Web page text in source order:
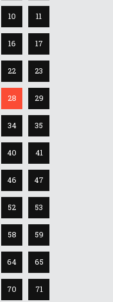
10 11
16 17
22 23
28 29
34 35
40 41
46 47
52 53
58 59
64 65
70 71